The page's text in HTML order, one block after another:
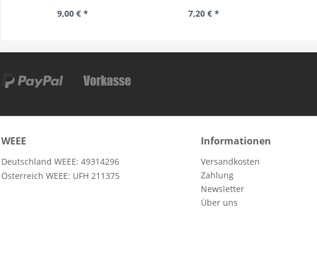
9,00 € *
7,20 € *
WEEE
Deutschland WEEE: 49314296
Österreich WEEE: UFH 211375
Informationen
Versandkosten
Zahlung
Newsletter
Über uns